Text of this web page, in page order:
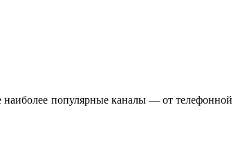
наиболее популярные каналы — от телефонной